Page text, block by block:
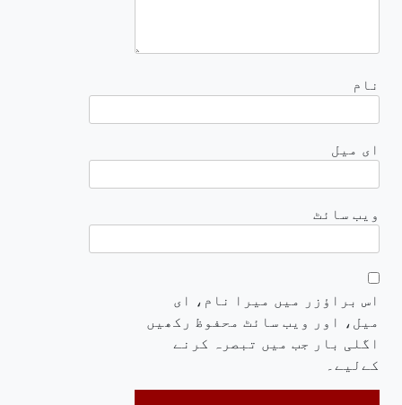
نام
ای میل
ویب‌ سائٹ
اس براؤزر میں میرا نام، ای
میل، اور ویب سائٹ محفوظ رکھیں
اگلی بار جب میں تبصرہ کرنے
کےلیے۔